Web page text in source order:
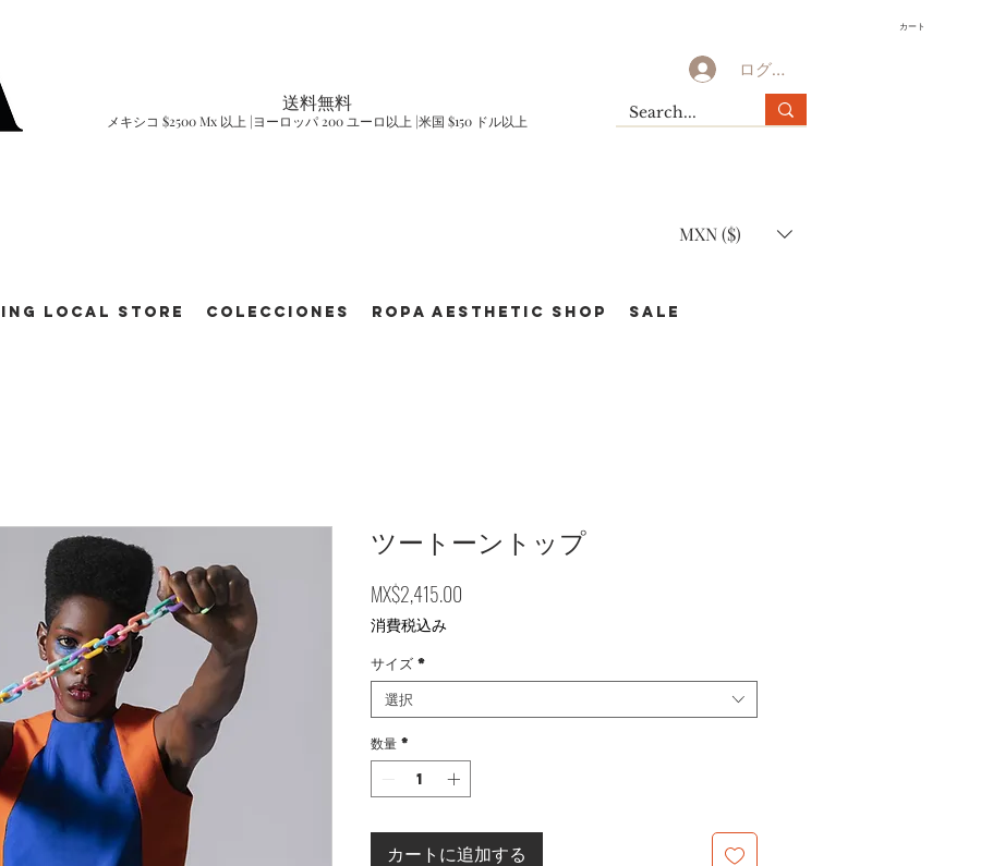
カート
送料無料
メキシコ $2500 Mx 以上 |ヨーロッパ 200 ユーロ以上 |米国 $150 ドル以上
ログイン
MXN ($)
Local Store Colecciones ROPA AESTHETIC Shop SALE
ツートーントップ
MX$2,415.00
消費税込み
サイズ *
選択
数量 *
カートに追加する